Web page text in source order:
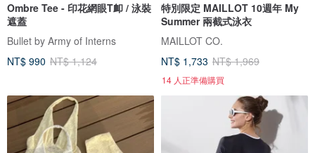
Ombre Tee - 印花網眼T卹 / 泳裝
遮蓋
Bullet by Army of Interns
NT$ 990 NT$ 1,124
特別限定 MAILLOT 10週年 My
Summer 兩截式泳衣
MAILLOT CO.
NT$ 1,733 NT$ 1,969
14 人正準備購買